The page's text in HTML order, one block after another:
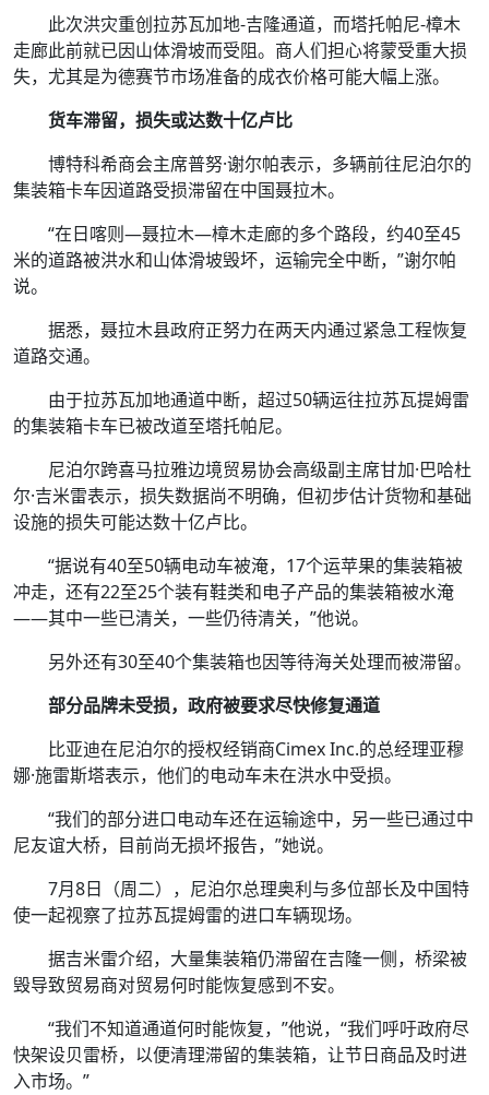
此次洪灾重创拉苏瓦加地-吉隆通道，而塔托帕尼-樟木
走廊此前就已因山体滑坡而受阻。商人们担心将蒙受重大损
失，尤其是为德赛节市场准备的成衣价格可能大幅上涨。
货车滞留，损失或达数十亿卢比
博特科希商会主席普努·谢尔帕表示，多辆前往尼泊尔的
集装箱卡车因道路受损滞留在中国聂拉木。
“在日喀则—聂拉木—樟木走廊的多个路段，约40至45
米的道路被洪水和山体滑坡毁坏，运输完全中断，”谢尔帕
说。
据悉，聂拉木县政府正努力在两天内通过紧急工程恢复
道路交通。
由于拉苏瓦加地通道中断，超过50辆运往拉苏瓦提姆雷
的集装箱卡车已被改道至塔托帕尼。
尼泊尔跨喜马拉雅边境贸易协会高级副主席甘加·巴哈杜
尔·吉米雷表示，损失数据尚不明确，但初步估计货物和基础
设施的损失可能达数十亿卢比。
“据说有40至50辆电动车被淹，17个运苹果的集装箱被
冲走，还有22至25个装有鞋类和电子产品的集装箱被水淹
——其中一些已清关，一些仍待清关，”他说。
另外还有30至40个集装箱也因等待海关处理而被滞留。
部分品牌未受损，政府被要求尽快修复通道
比亚迪在尼泊尔的授权经销商Cimex Inc.的总经理亚穆
娜·施雷斯塔表示，他们的电动车未在洪水中受损。
“我们的部分进口电动车还在运输途中，另一些已通过中
尼友谊大桥，目前尚无损坏报告，”她说。
7月8日（周二），尼泊尔总理奥利与多位部长及中国特
使一起视察了拉苏瓦提姆雷的进口车辆现场。
据吉米雷介绍，大量集装箱仍滞留在吉隆一侧，桥梁被
毁导致贸易商对贸易何时能恢复感到不安。
“我们不知道通道何时能恢复，”他说，“我们呼吁政府尽
快架设贝雷桥，以便清理滞留的集装箱，让节日商品及时进
入市场。”